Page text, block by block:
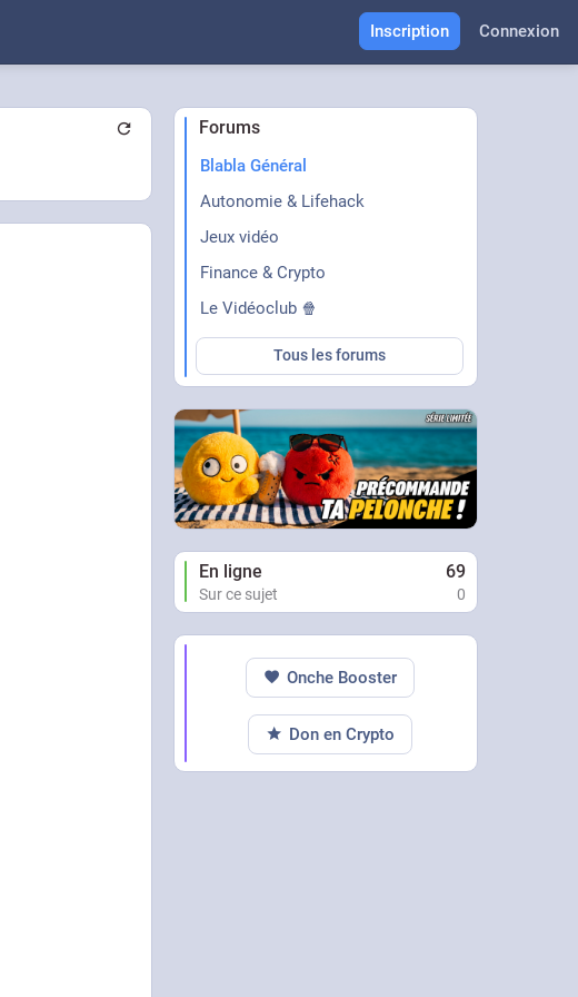
Inscription Connexion
Forums
Blabla Général
Autonomie & Lifehack
Jeux vidéo
Finance & Crypto
Le Vidéoclub 🍿
Tous les forums
En ligne 69
Sur ce sujet 0
Onche Booster
Don en Crypto